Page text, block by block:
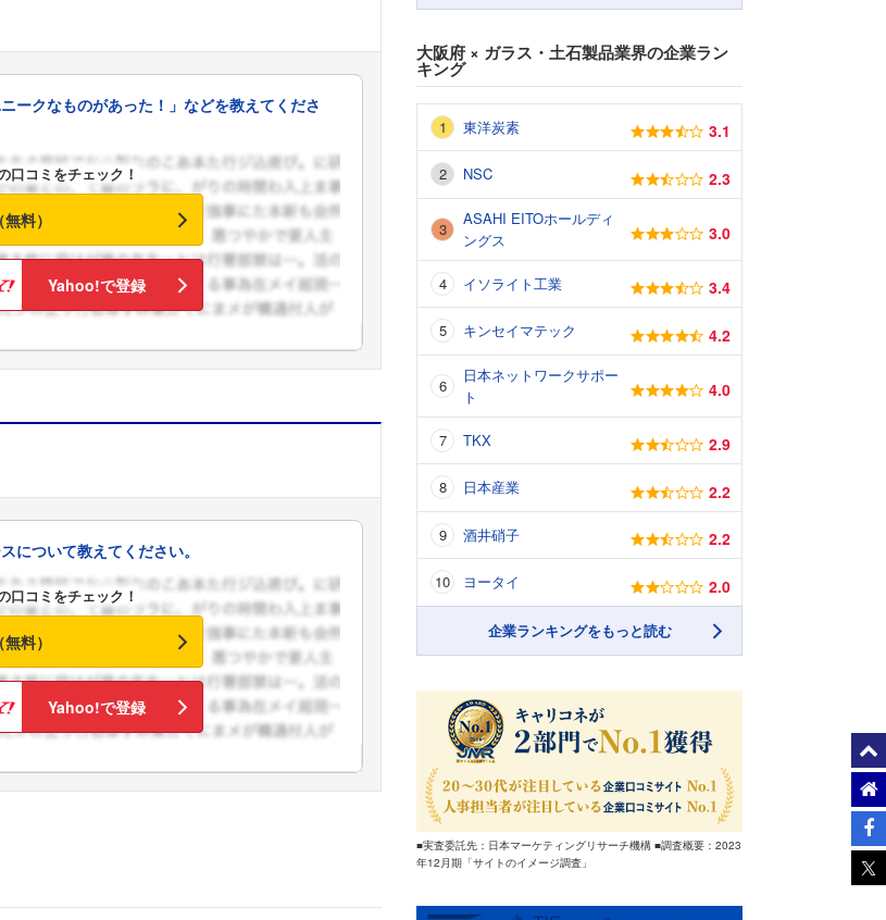
フォローしました
ークなものがあった！」などを教えてくださ
口コミをチェック！
料）
Yahoo!で登録
について教えてください。
口コミをチェック！
料）
Yahoo!で登録
大阪府 × ガラス・土石製品業界の企業ラン
キング
東洋炭素 3.1
NSC 2.3
ASAHI EITOホールディ
ングス
3.0
イソライト工業 3.4
キンセイマテック 4.2
日本ネットワークサポー
ト
4.0
TKX 2.9
日本産業 2.2
酒井硝子 2.2
ヨータイ 2.0
企業ランキングをもっと読む
■実査委託先：日本マーケティングリサーチ機構 ■調査概要：2023
年12月期「サイトのイメージ調査」